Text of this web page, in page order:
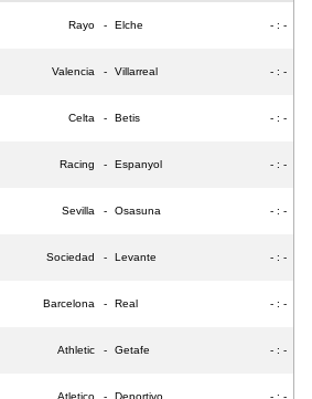
Rayo - Elche - : -
Valencia - Villarreal - : -
Celta - Betis - : -
Racing - Espanyol - : -
Sevilla - Osasuna - : -
Sociedad - Levante - : -
Barcelona - Real - : -
Athletic - Getafe - : -
Atletico - Deportivo - : -